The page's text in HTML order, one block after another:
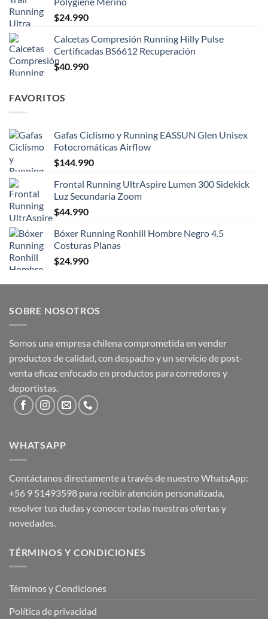
$24.990
Calcetas Compresión Running Hilly Pulse
Certificadas BS6612 Recuperación
$40.990
FAVORITOS
Gafas Ciclismo y Running EASSUN Glen Unisex
Fotocromáticas Airflow
$144.990
Frontal Running UltrAspire Lumen 300 Sidekick
Luz Secundaria Zoom
$44.990
Bóxer Running Ronhill Hombre Negro 4.5
Costuras Planas
$24.990
SOBRE NOSOTROS
Somos una empresa chilena comprometida en vender
productos de calidad, con despacho y un servicio de post-
venta eficaz enfocado en productos para corredores y
deportistas.
WHATSAPP
Contáctanos directamente a través de nuestro WhatsApp:
+56 9 51493598 para recibir atención personalizada,
resolver tus dudas y conocer todas nuestras ofertas y
novedades.
TÉRMINOS Y CONDICIONES
Términos y Condiciones
Política de privacidad